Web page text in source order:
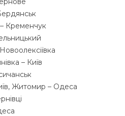
Кременчук
– Київ
Житомир – Одеса